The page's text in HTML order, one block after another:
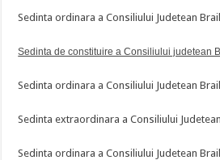
Sedinta ordinara a Consiliului Judetean
Sedinta de constituire a Consiliului judetean
Sedinta ordinara a Consiliului Judetean
Sedinta extraordinara a Consiliului
Sedinta ordinara a Consiliului Judetean